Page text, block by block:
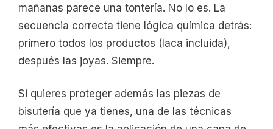
mañanas parece una tontería. No lo es. La
secuencia correcta tiene lógica química detrás:
primero todos los productos (laca incluida),
después las joyas. Siempre.
Si quieres proteger además las piezas de
bisutería que ya tienes, una de las técnicas